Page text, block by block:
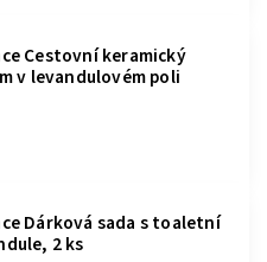
Cestovní keramický
v levandulovém poli
Dárková sada s toaletní
2 ks